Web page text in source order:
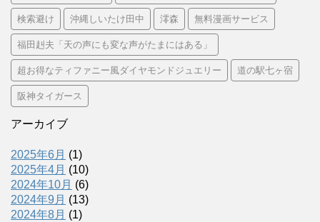
検索避け 沖縄しいたけ田中 澪森 無料漫画サービス
福田赳夫「天の声にも変な声がたまにはある」
超お得なティファニー風ダイヤモンドジュエリー 道の駅七ヶ宿
阪神タイガース
アーカイブ
2025年6月 (1)
2025年4月 (10)
2024年10月 (6)
2024年9月 (13)
2024年8月 (1)